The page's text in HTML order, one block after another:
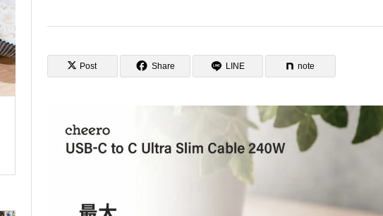
Post Share LINE note